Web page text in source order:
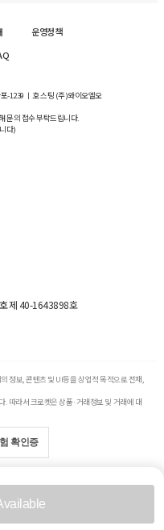
운영정책
-1239 ㅣ 호스팅 (주)와이오엘오
문의 접수 부탁드립니다.
다)
제 40-1643898호
정보, 콘텐츠 및 UI등을 상업적 목적으로 전재,
따라서 크로켓은 상품·거래정보 및 거래에 대
확인증